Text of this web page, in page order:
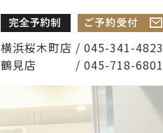
横浜桜木町店 / 045-341-4823
鶴見店 / 045-718-6801